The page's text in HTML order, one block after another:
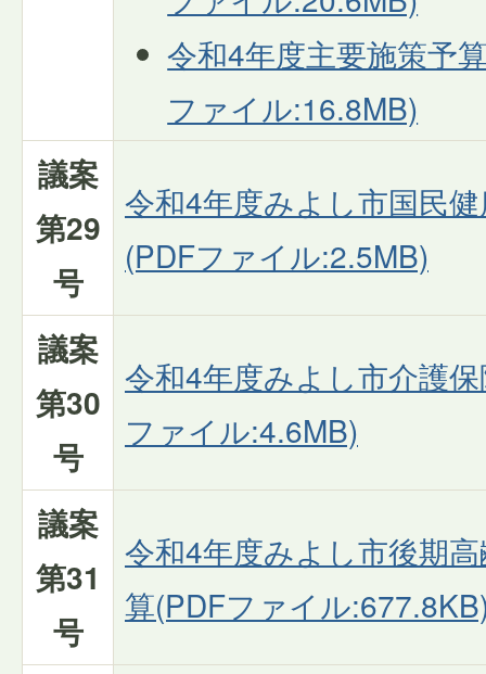
令和4年度主要施策予
ファイル:16.8MB)
議案
第29
号
令和4年度みよし市国民
(PDFファイル:2.5MB)
議案
第30
号
令和4年度みよし市介護
ファイル:4.6MB)
議案
第31
号
令和4年度みよし市後期
算(PDFファイル